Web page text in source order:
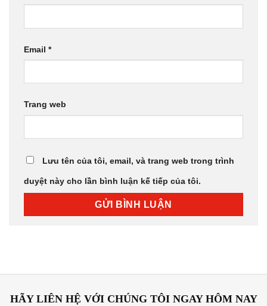
Email *
Trang web
Lưu tên của tôi, email, và trang web trong trình
duyệt này cho lần bình luận kế tiếp của tôi.
HÃY LIÊN HỆ VỚI CHÚNG TÔI NGAY HÔM NAY